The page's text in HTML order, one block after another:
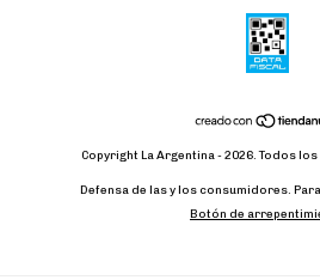
Copyright La Argentina - 2026. Todos
Defensa de las y los consumidores.
Botón de